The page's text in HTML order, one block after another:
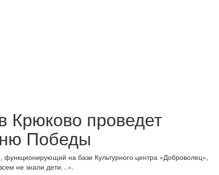
Крюково проведет
Победы
на базе Культурного центра «Доброволец»,
не знали дети…».